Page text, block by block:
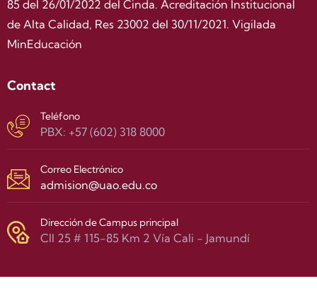
85 del 26/01/2022 del Cinda. Acreditación Institucional
de Alta Calidad, Res 23002 del 30/11/2021. Vigilada
MinEducación
Contact
Teléfono
PBX: +57 (602) 318 8000
Correo Electrónico
admision@uao.edu.co
Dirección de Campus principal
Cll 25 # 115-85 Km 2 Vía Cali - Jamundí